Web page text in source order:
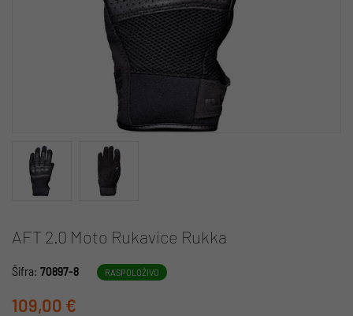
AFT 2.0 Moto Rukavice Rukka
Šifra: 70897-8 RASPOLOŽIVO
109,00 €